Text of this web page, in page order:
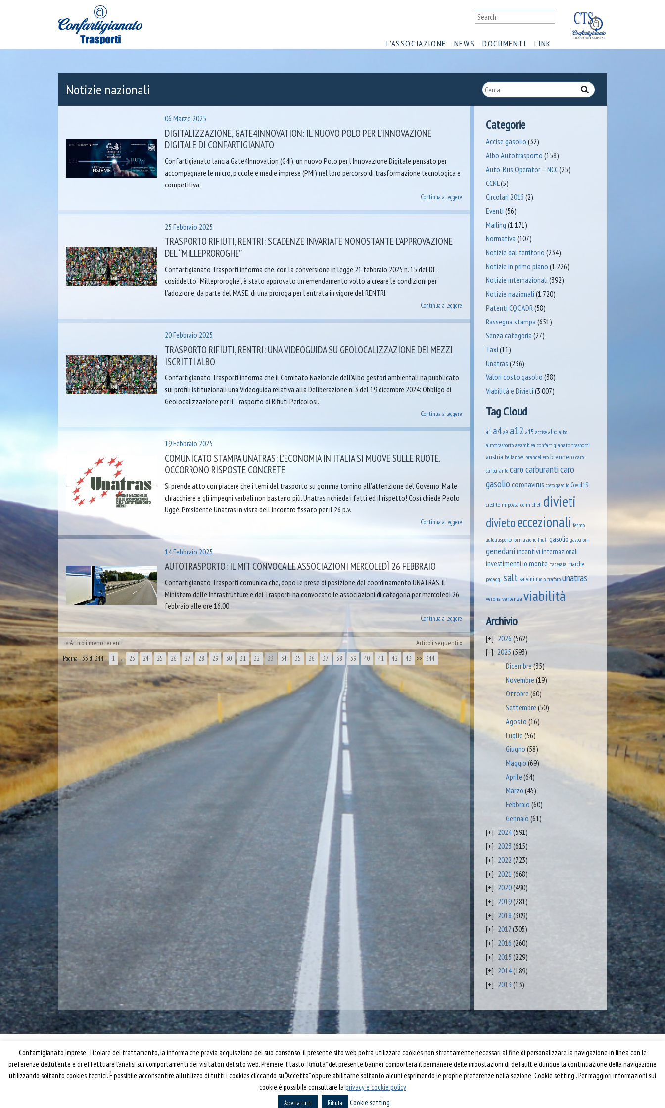
L’ASSOCIAZIONE NEWS DOCUMENTI LINK
Notizie nazionali
06 Marzo 2025
DIGITALIZZAZIONE, GATE4INNOVATION: IL NUOVO POLO PER L’INNOVAZIONE
DIGITALE DI CONFARTIGIANATO
Confartigianato lancia Gate4Innovation (G4I), un nuovo Polo per l’Innovazione Digitale pensato per
accompagnare le micro, piccole e medie imprese (PMI) nel loro percorso di trasformazione tecnologica e
competitiva.
Continua a leggere
25 Febbraio 2025
TRASPORTO RIFIUTI, RENTRI: SCADENZE INVARIATE NONOSTANTE L’APPROVAZIONE
DEL “MILLEPROROGHE”
Confartigianato Trasporti informa che, con la conversione in legge 21 febbraio 2025 n. 15 del DL
cosiddetto “Milleproroghe”, è stato approvato un emendamento volto a creare le condizioni per
l’adozione, da parte del MASE, di una proroga per l’entrata in vigore del RENTRI.
Continua a leggere
20 Febbraio 2025
TRASPORTO RIFIUTI, RENTRI: UNA VIDEOGUIDA SU GEOLOCALIZZAZIONE DEI MEZZI
ISCRITTI ALBO
Confartigianato Trasporti informa che il Comitato Nazionale dell’Albo gestori ambientali ha pubblicato
sui profili istituzionali una Videoguida relativa alla Deliberazione n. 3 del 19 dicembre 2024: Obbligo di
Geolocalizzazione per il Trasporto di Rifiuti Pericolosi.
Continua a leggere
19 Febbraio 2025
COMUNICATO STAMPA UNATRAS: L’ECONOMIA IN ITALIA SI MUOVE SULLE RUOTE.
OCCORRONO RISPOSTE CONCRETE
Si prende atto con piacere che i temi del trasporto su gomma tornino all’attenzione del Governo. Ma le
chiacchiere e gli impegni verbali non bastano più. Unatras richiede i fatti ed il rispetto! Così chiede Paolo
Uggé, Presidente Unatras in vista dell’incontro fissato per il 26 p.v..
Continua a leggere
14 Febbraio 2025
AUTOTRASPORTO: IL MIT CONVOCA LE ASSOCIAZIONI MERCOLEDÌ 26 FEBBRAIO
Confartigianato Trasporti comunica che, dopo le prese di posizione del coordinamento UNATRAS, il
Ministero delle Infrastrutture e dei Trasporti ha convocato le associazioni di categoria per mercoledì 26
febbraio alle ore 16.00.
Continua a leggere
Articoli meno recenti Articoli seguenti
Pagina 33 di 344 1 ← 23 24 25 26 27 28 29 30 31 32 33 34 35 36 37 38 39 40 41 42 43 >> 344
Categorie
Accise gasolio (32)
Albo Autotrasporto (158)
Auto-Bus Operator – NCC(25)
CCNL(5)
Circolari 2015 (2)
Eventi (56)
Mailing (1.171)
Normativa (107)
Notizie dal territorio (234)
Notizie in primo piano (1.226)
Notizie internazionali (392)
Notizie nazionali (1.720)
Patenti CQC ADR(58)
Rassegna stampa (651)
Senza categoria (27)
Taxi (11)
Unatras (236)
Valori costo gasolio (38)
Viabilità e Divieti (3.007)
Tag Cloud
a1 a4 a9 a12 a15 accise albo albo
autotrasporto assemblea confartigianato trasporti
austria bellanova brandellero brennero caro
carburante caro carburanticaro
gasoliocoronavirus costo gasolio Covid19
credito imposta de micheli divieti
divietoeccezionali fermo
autotrasporto formazione friuli gasolio gasparoni
genedani incentivi internazionali
investimenti lo monte macerata marche
pedaggi saltsalvini tirolo traforo unatras
verona vertenza viabilità
Archivio
2026 (562)
2025 (593)
Dicembre(35)
Novembre (19)
Ottobre (60)
Settembre (50)
Agosto (16)
Luglio (56)
Giugno (58)
Maggio (69)
Aprile (64)
Marzo (45)
Febbraio (60)
Gennaio (61)
2024(591)
2023 (615)
2022 (723)
2021 (668)
2020(490)
2019(281)
2018 (309)
2017(305)
2016 (260)
2015 (229)
2014(189)
2013 (13)
Confartigianato Trasporti
Via S. Giovanni in Laterano, 152 | 00184 Roma
T: 06 70374.275
trasporti@confartigianato.it
confartigianatotrasporti@pec.it
Privacy e Cookie Policy
Informativa
Riferimenti
Confartigianato Imprese, Titolare del trattamento, la informa che previa acquisizione del suo consenso, il presente sito web potrà utilizzare cookies non strettamente necessari al fine di personalizzare la navigazione in linea con le
preferenze dell’utente e di effettuare l’analisi sui comportamenti dei visitatori del sito web. Premere il tasto “Rifiuta” del presente banner comporterà il permanere delle impostazioni di default e dunque la continuazione della navigazione
utilizzando soltanto cookies tecnici. È possibile acconsentire all’utilizzo di tutti i cookies cliccando su “Accetta” oppure abilitarne soltanto alcuni esprimendo le proprie preferenze nella sezione “Cookie setting”. Per maggiori informazioni sui
cookie è possibile consultare la privacy e cookie policy
Accetta tutti Rifiuta Cookie setting